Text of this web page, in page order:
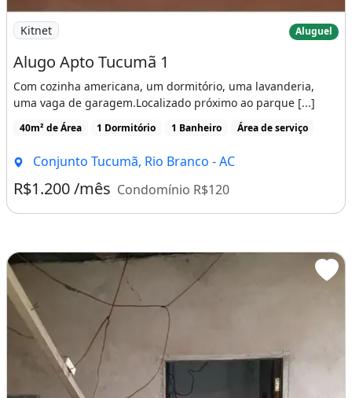
Imagem: Alugo Apto Tucumã 1
Kitnet Aluguel
Alugo Apto Tucumã 1
Com cozinha americana, um dormitório, uma lavanderia,
uma vaga de garagem.Localizado próximo ao parque [...]
40m² de Área 1 Dormitório 1 Banheiro Área de serviço
Conjunto Tucumã, Rio Branco - AC
R$1.200 /mês Condomínio R$120